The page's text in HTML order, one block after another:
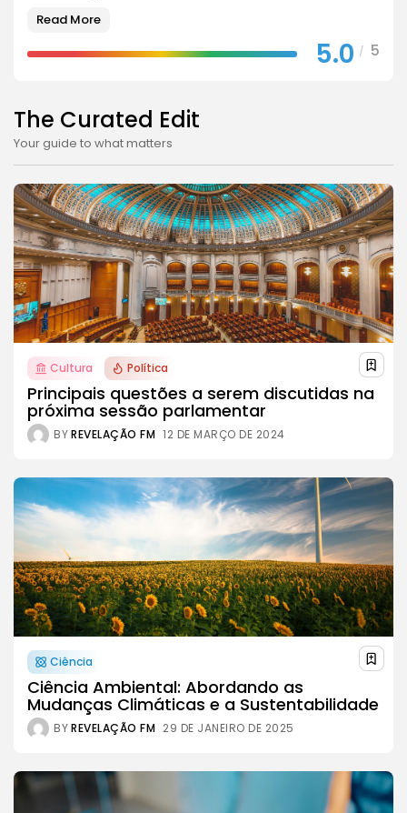
Read More
5.0 / 5
The Curated Edit
Your guide to what matters
Cultura Política
Principais questões a serem discutidas na
próxima sessão parlamentar
BYREVELAÇÃO FM 12 DE MARÇO DE 2024
Ciência
Ciência Ambiental: Abordando as
Mudanças Climáticas e a Sustentabilidade
BYREVELAÇÃO FM 29 DE JANEIRO DE 2025